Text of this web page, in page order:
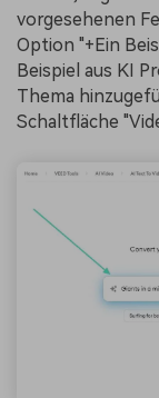
vorgesehenen
Option "+Ein
Beispiel aus KI
Thema
Schaltfläche